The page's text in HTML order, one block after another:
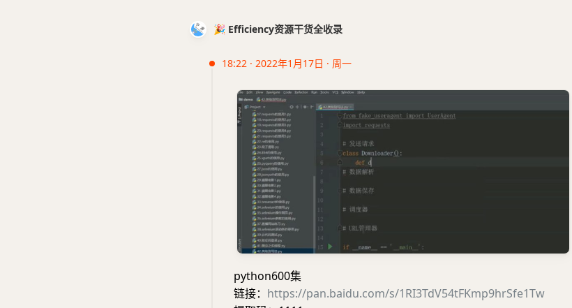
🎉 Efficiency资源干货全收录
18:22 · 2022年1月17日 · 周一
python600集
链接： https://pan.baidu.com/s/1RI3TdV54tFKmp9hrSfe1Tw